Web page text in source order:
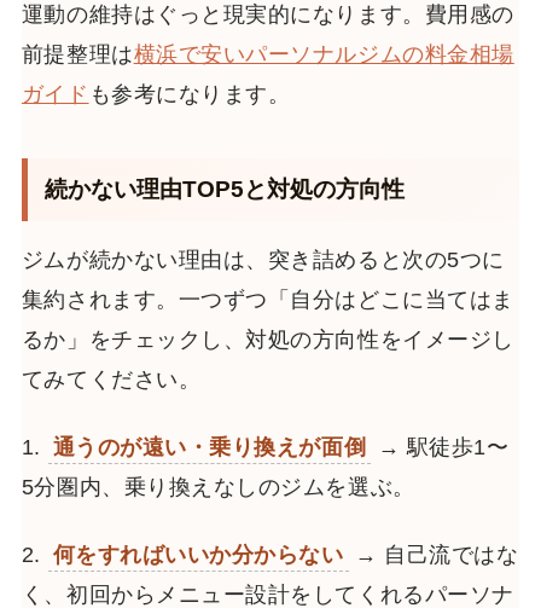
運動の維持はぐっと現実的になります。費用感の
前提整理は横浜で安いパーソナルジムの料金相場
ガイド も参考になります。
続かない理由TOP5と対処の方向性
ジムが続かない理由は、突き詰めると次の5つに
集約されます。一つずつ「自分はどこに当てはま
るか」をチェックし、対処の方向性をイメージし
てみてください。
1. 通うのが遠い・乗り換えが面倒
→ 駅徒歩1〜
5分圏内、乗り換えなしのジムを選ぶ。
2. 何をすればいいか分からない
→ 自己流ではな
く、初回からメニュー設計をしてくれるパーソナ